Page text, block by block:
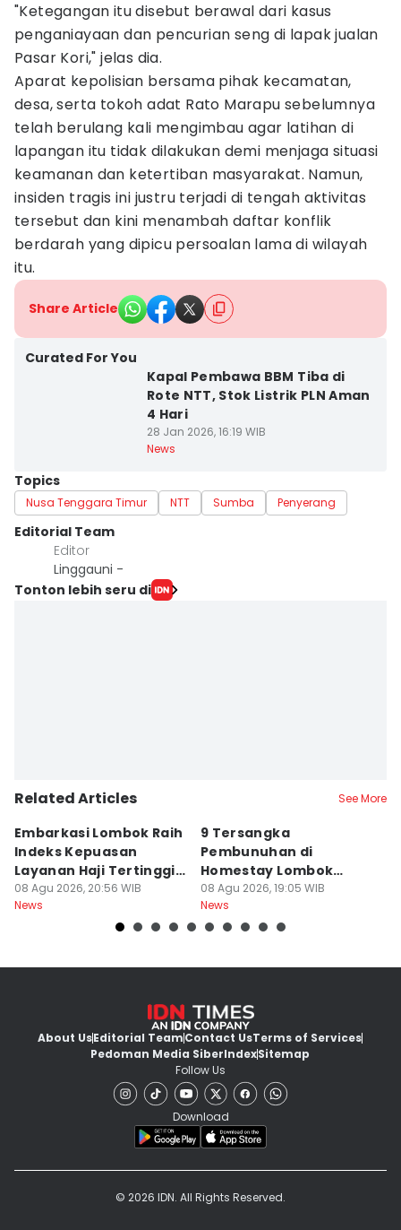
"Ketegangan itu disebut berawal dari kasus
penganiayaan dan pencurian seng di lapak jualan
Pasar Kori," jelas dia.
Aparat kepolisian bersama pihak kecamatan,
desa, serta tokoh adat Rato Marapu sebelumnya
telah berulang kali mengimbau agar latihan di
lapangan itu tidak dilakukan demi menjaga situasi
keamanan dan ketertiban masyarakat. Namun,
insiden tragis ini justru terjadi di tengah aktivitas
tersebut dan kini menambah daftar konflik
berdarah yang dipicu persoalan lama di wilayah
itu.
Share Article
Curated For You
Kapal Pembawa BBM Tiba di
Rote NTT, Stok Listrik PLN Aman
4 Hari
28 Jan 2026, 16:19 WIB
News
Topics
Nusa Tenggara Timur NTT Sumba Penyerang
Editorial Team
Editor
Linggauni -
Tonton lebih seru di
Related Articles See More
Embarkasi Lombok Raih
Indeks Kepuasan
Layanan Haji Tertinggi
Nasional
08 Agu 2026, 20:56 WIB
News
9 Tersangka
Pembunuhan di
Homestay Lombok
Barat Dilimpahkan ke
Jaksa
08 Agu 2026, 19:05 WIB
News
About UsEditorial TeamContact UsTerms of Services
Pedoman Media SiberIndexSitemap
Follow Us
Download
© 2026 IDN. All Rights Reserved.